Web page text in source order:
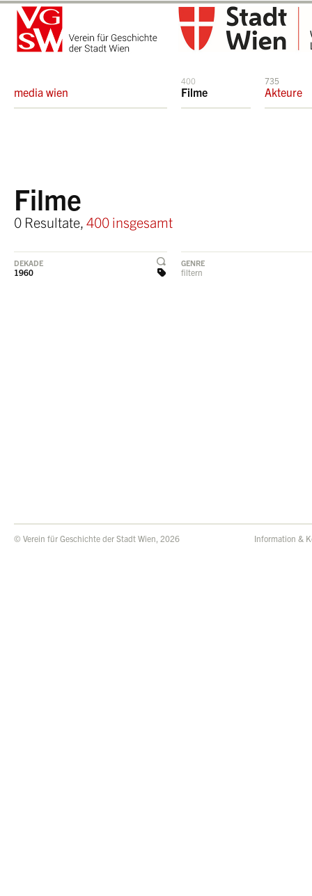
media wien
400
Filme
735
Akteure
Filme
0 Resultate, 400 insgesamt
DEKADE
1960
GENRE
filtern
© Verein für Geschichte der Stadt Wien, 2026 Information &